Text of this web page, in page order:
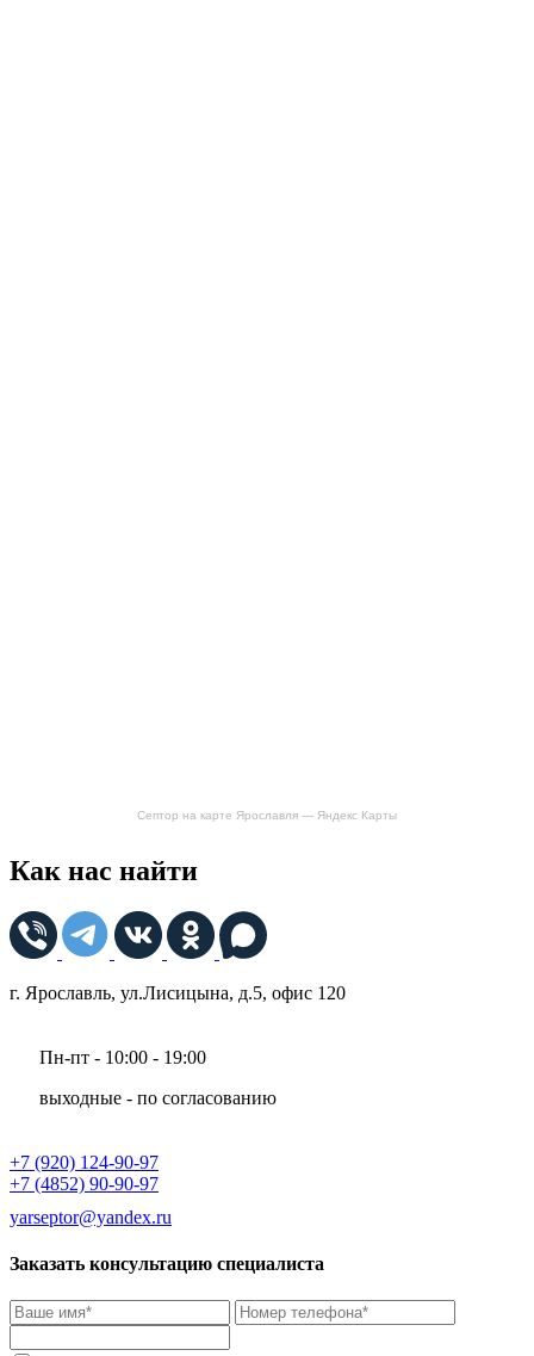
Септор на карте Ярославля — Яндекс Карты
Как нас найти
г. Ярославль, ул.Лисицына, д.5, офис 120
Пн-пт - 10:00 - 19:00
выходные - по согласованию
+7 (920) 124-90-97
+7 (4852) 90-90-97
yarseptor@yandex.ru
Заказать консультацию специалиста